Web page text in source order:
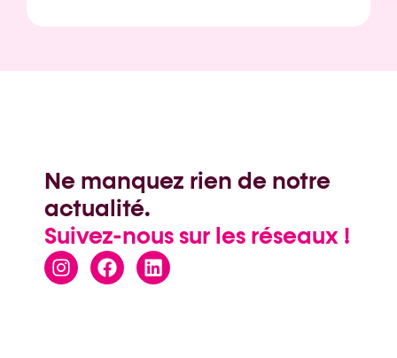
Ne manquez rien de notre
actualité.
Suivez-nous sur les réseaux !